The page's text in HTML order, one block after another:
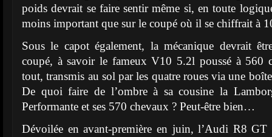
poids devrait se faire sentir même si, en toute
moins important que sur le coupé où il se chiffrait à
Sous le capot également, la mécanique devrait
coupé, à savoir le fameux V10 5.2l poussé à 560
tout, transmis au sol par les quatre roues via une
De quoi faire de l’ombre à sa cousine la
Performante et ses 570 chevaux ? Peut-être bien…
Dévoilée en avant-première en juin, l’Audi R8 GT